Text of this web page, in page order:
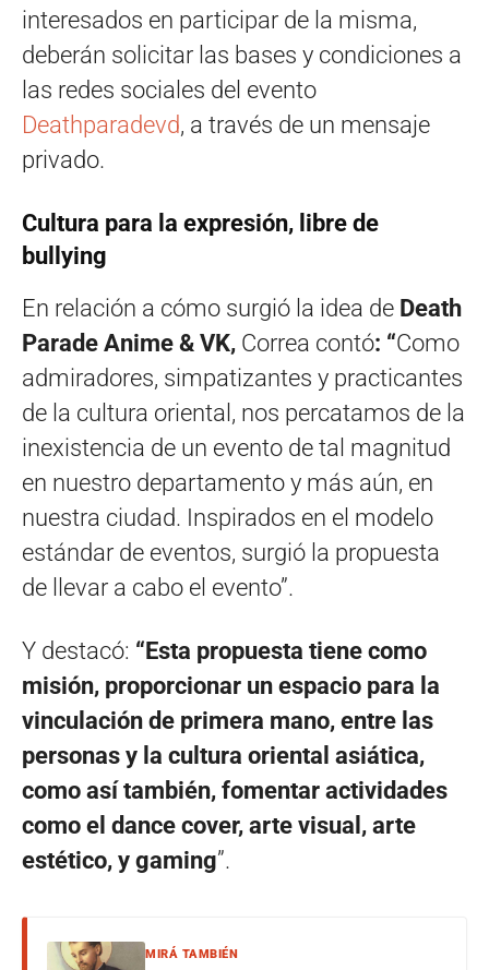
interesados en participar de la misma,
deberán solicitar las bases y condiciones a
las redes sociales del evento
Deathparadevd, a través de un mensaje
privado.
Cultura para la expresión, libre de
bullying
En relación a cómo surgió la idea de Death
Parade Anime & VK, Correa contó: “Como
admiradores, simpatizantes y practicantes
de la cultura oriental, nos percatamos de la
inexistencia de un evento de tal magnitud
en nuestro departamento y más aún, en
nuestra ciudad. Inspirados en el modelo
estándar de eventos, surgió la propuesta
de llevar a cabo el evento”.
Y destacó: “Esta propuesta tiene como
misión, proporcionar un espacio para la
vinculación de primera mano, entre las
personas y la cultura oriental asiática,
como así también, fomentar actividades
como el dance cover, arte visual, arte
estético, y gaming”.
MIRÁ TAMBIÉN